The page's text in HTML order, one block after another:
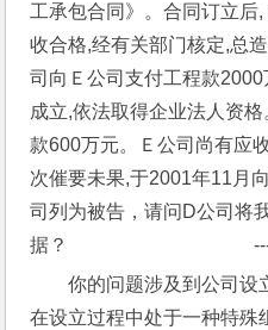
工承包合同》。合同订立后
收合格,经有关部门核定,总
司向Ｅ公司支付工程款
成立,依法取得企业法人资
款600万元。Ｅ公司尚有应
次催要未果,于2001年11月
司列为被告，请问D公司将
据？
你的问题涉及到公司设
在设立过程中处于一种特殊